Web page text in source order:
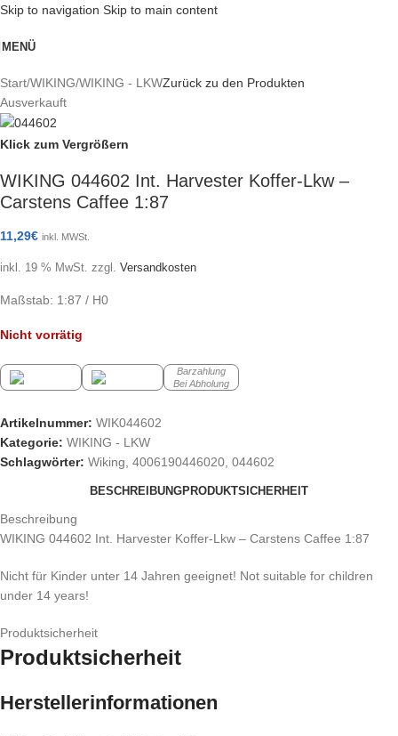
Skip to navigation Skip to main content
MENÜ
Start/WIKING/WIKING - LKWZurück zu den Produkten
Ausverkauft
Klick zum Vergrößern
WIKING 044602 Int. Harvester Koffer-Lkw –
Carstens Caffee 1:87
11,29€ inkl. MWSt.
inkl. 19 % MwSt. zzgl. Versandkosten
Maßstab: 1:87 / H0
Nicht vorrätig
Barzahlung
Bei Abholung
Artikelnummer: WIK044602
Kategorie: WIKING - LKW
Schlagwörter: Wiking, 4006190446020, 044602
BESCHREIBUNGPRODUKTSICHERHEIT
Beschreibung
WIKING 044602 Int. Harvester Koffer-Lkw – Carstens Caffee 1:87
Nicht für Kinder unter 14 Jahren geeignet! Not suitable for children
under 14 years!
Produktsicherheit
Produktsicherheit
Herstellerinformationen